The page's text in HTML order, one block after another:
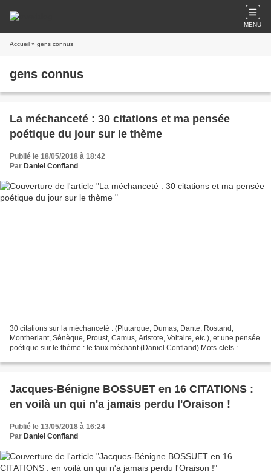
MENU
Accueil » gens connus
gens connus
La méchanceté : 30 citations et ma pensée
poétique du jour sur le thème
Publié le 18/05/2018 à 18:42
Par Daniel Confland
30 citations sur la méchanceté : (Plutarque, Dumas, Dante, Rostand,
Montherlant, Sénèque, Proust, Camus, Aristote, Voltaire, etc.), et une pensée
poétique sur le thème : le faux méchant (Daniel Confland) Mots-clefs :
Jacques-Bénigne BOSSUET en 16 CITATIONS :
en voilà un qui n'a jamais perdu l'Oraison !
Publié le 13/05/2018 à 16:24
Par Daniel Confland